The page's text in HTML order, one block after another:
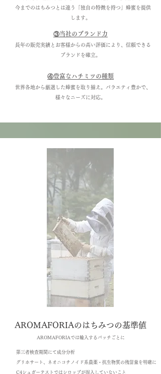
今までのはちみつとは違う「独自の特徴を持つ」蜂蜜を提供
します。
③当社のブランド力
長年の販売実績とお客様からの高い評価により、信頼できる
ブランドを確立。
④豊富なハチミツの種類
世界各地から厳選した蜂蜜を取り揃え。バラエティ豊かで、
様々なニーズに対応。
​AROMAFORIAのはちみつの基準値
​AROMAFORIAでは輸入するバッチごとに
​
第三者検査期間にて成分分析
グリホサート、ネオニコチノイド系農薬・抗生物質の残留量を明確に
C4シュガーテストではシロップが混入していないこと